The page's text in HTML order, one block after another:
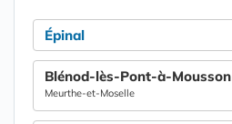
Épinal
Blénod-lès-Pont-à-Mousson
Meurthe-et-Moselle